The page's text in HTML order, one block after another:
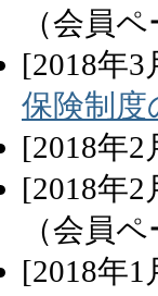
（会員ペ
[2018年3
保険制度
[2018年2
[2018年2
（会員ペ
[2018年1